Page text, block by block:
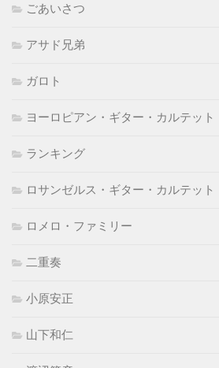
ごあいさつ
アサド兄弟
ガロト
ヨーロピアン・ギター・カルテット
ランキング
ロサンゼルス・ギター・カルテット
ロメロ・ファミリー
二重奏
小原安正
山下和仁